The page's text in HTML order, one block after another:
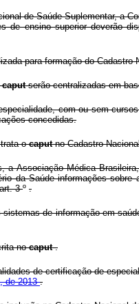
de Saúde Suplementar, a
ensino superior deverão
para formação do Cadastro
caputserão centralizadas em
com ou sem
concedidas.
trata ocaputno Cadastro
a Associação Médica
da Saúde informações
art. 3º .
de informação em
nocaput.
de certificação de
de 2013.